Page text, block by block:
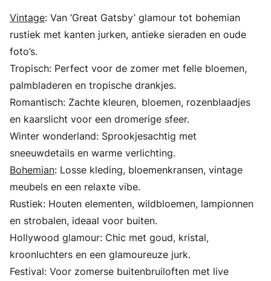
Vintage: Van ‘Great Gatsby’ glamour tot bohemian
rustiek met kanten jurken, antieke sieraden en oude
foto’s.
Tropisch: Perfect voor de zomer met felle bloemen,
palmbladeren en tropische drankjes.
Romantisch: Zachte kleuren, bloemen, rozenblaadjes
en kaarslicht voor een dromerige sfeer.
Winter wonderland: Sprookjesachtig met
sneeuwdetails en warme verlichting.
Bohemian: Losse kleding, bloemenkransen, vintage
meubels en een relaxte vibe.
Rustiek: Houten elementen, wildbloemen, lampionnen
en strobalen, ideaal voor buiten.
Hollywood glamour: Chic met goud, kristal,
kroonluchters en een glamoureuze jurk.
Festival: Voor zomerse buitenbruiloften met live